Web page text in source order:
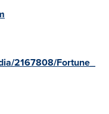
2167808/Fortune_